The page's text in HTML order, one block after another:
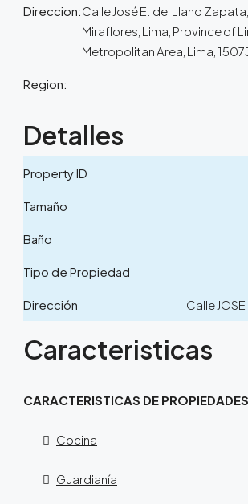
Direccion:Calle José E. del Llano
Miraflores, Lima, Province of
Metropolitan Area, Lima,
Region:
Detalles
Property ID
Tamaño
Baño
Tipo de Propiedad
Dirección Calle JOSE
Caracteristicas
CARACTERISTICAS DE PROPIEDADES
Cocina
Guardianía